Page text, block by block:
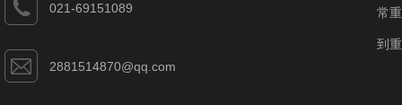
021-69151089
2881514870@qq.com
常
到